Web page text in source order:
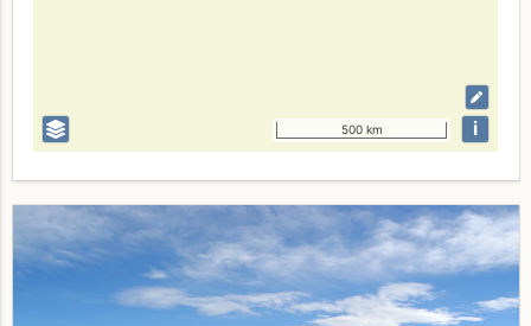
500 km i